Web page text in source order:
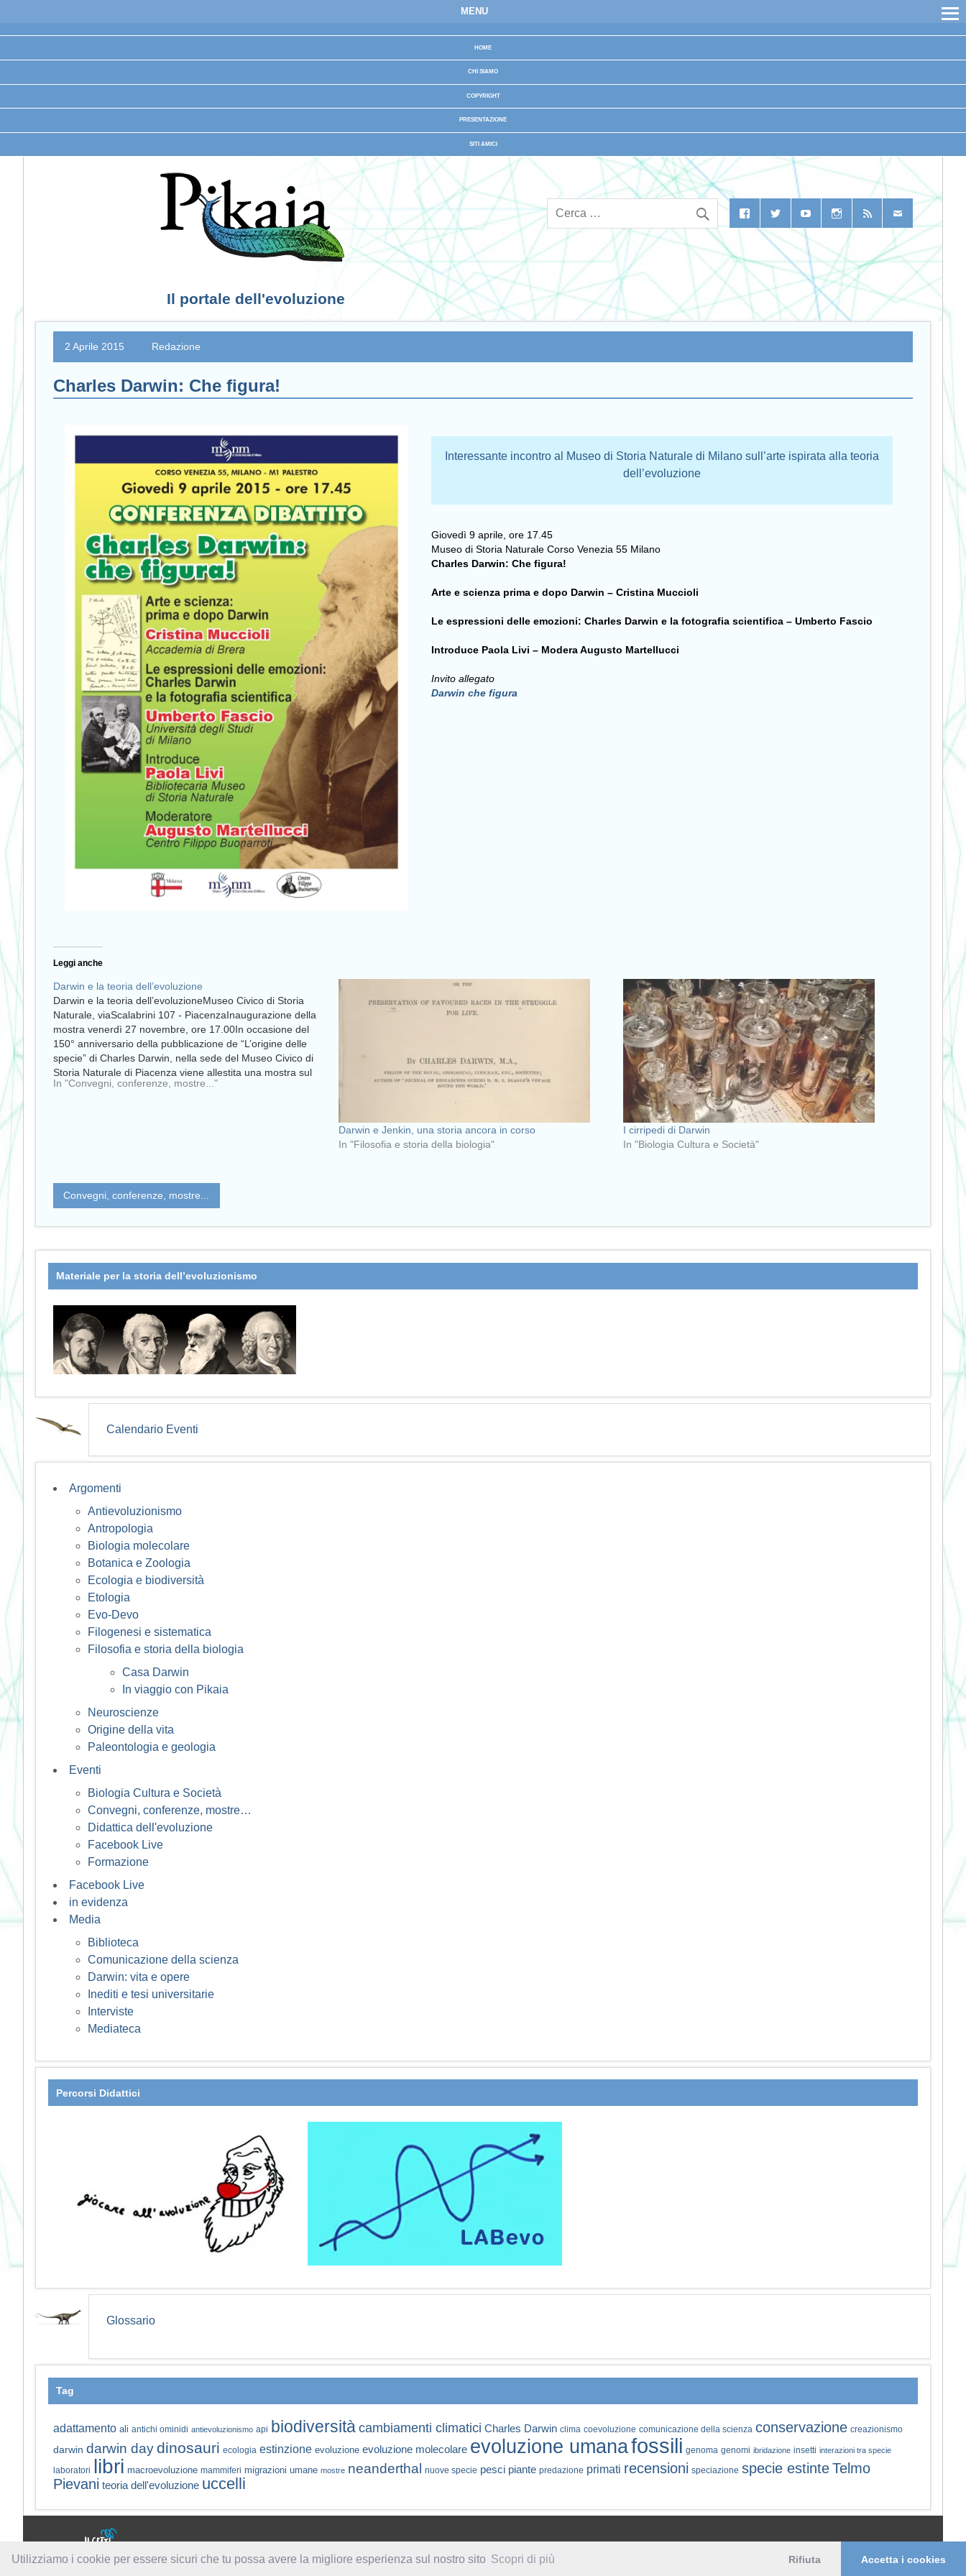
Utilizziamo i cookie per essere sicuri che tu possa avere la migliore esperienza sul nostro sito Scopri di più Rifiuta Accetta i cookies
MENU
HOME
CHI SIAMO
COPYRIGHT
PRESENTAZIONE
SITI AMICI
Il portale dell'evoluzione
2 Aprile 2015 Redazione
Charles Darwin: Che figura!
Interessante incontro al Museo di Storia Naturale di Milano sull’arte ispirata alla teoria
dell’evoluzione
Giovedì 9 aprile, ore 17.45
Museo di Storia Naturale Corso Venezia 55 Milano
Charles Darwin: Che figura!
Arte e scienza prima e dopo Darwin– Cristina Muccioli
Le espressioni delle emozioni: Charles Darwin e la fotografia scientifica – Umberto Fascio
Introduce Paola Livi – Modera Augusto Martellucci
Invito allegato
Darwin che figura
Leggi anche
Darwin e la teoria dell’evoluzione
Darwin e la teoria dell’evoluzioneMuseo Civico di Storia
Naturale, viaScalabrini 107 - PiacenzaInaugurazione della
mostra venerdì 27 novembre, ore 17.00In occasione del
150° anniversario della pubblicazione de “L’origine delle
specie” di Charles Darwin, nella sede del Museo Civico di
Storia Naturale di Piacenza viene allestita una mostra sul
tema “Darwin…
In "Convegni, conferenze, mostre..."
Darwin e Jenkin, una storia ancora in corso
In "Filosofia e storia della biologia"
I cirripedi di Darwin
In "Biologia Cultura e Società"
Convegni, conferenze, mostre...
Materiale per la storia dell’evoluzionismo
Calendario Eventi
Argomenti
Antievoluzionismo
Antropologia
Biologia molecolare
Botanica e Zoologia
Ecologia e biodiversità
Etologia
Evo-Devo
Filogenesi e sistematica
Filosofia e storia della biologia
Casa Darwin
In viaggio con Pikaia
Neuroscienze
Origine della vita
Paleontologia e geologia
Eventi
Biologia Cultura e Società
Convegni, conferenze, mostre…
Didattica dell'evoluzione
Facebook Live
Formazione
Facebook Live
in evidenza
Media
Biblioteca
Comunicazione della scienza
Darwin: vita e opere
Inediti e tesi universitarie
Interviste
Mediateca
Percorsi Didattici
Glossario
Tag
adattamento ali antichi ominidi antievoluzionismo api biodiversitàcambiamenti climatici Charles Darwin clima coevoluzione comunicazione della scienza conservazione creazionismo
darwin darwin daydinosauri ecologia estinzione evoluzione evoluzione molecolare evoluzione umanafossili genoma genomi ibridazione insetti interazioni tra specie
laboratori libri macroevoluzione mammiferi migrazioni umane mostre neanderthal nuove specie pesci piante predazione primati recensioni speciazione specie estinteTelmo
Pievani teoria dell'evoluzione uccelli